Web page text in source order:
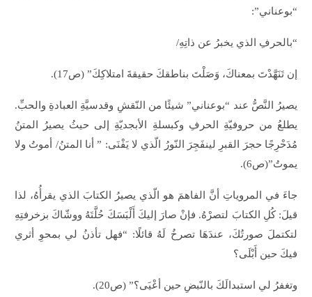
“بوعناني”:
“بالحرفِ الذي يخبرُ عن ذاتِهِ/
إن تَنَهَّدْتَ بمعناكَ، وَصَلْتَ بناطقكَ حقيقةَ امتلاكِكَ” (ص17).
يصيرُ النَّصُّ عند “بوعناني” شيئًا من النّقشِ وقدسيَّةِ العبادةِ والحبِّ.
يطلعُ من حروفيّةِ الحرفِ وكبسلةِ الأبجديّةِ إلى حيثُ يصيرُ المتنُ
مُدَحْرِجًا حجرَ القبرِ لينفَجِرَ النّورُ الّذي لا يَفْنَى: ” أنا المتنُ/ أموتُ ولا
يموتُ”(ص6).
جاءَ في المروياتِ أنَّ الفاهمَ هو الّذي يصيرُ الكتابَ الذي يقرأُهُ، لذا
قيلَ: كُلِ الكتابَ لتصرْهُ. فإنْ صارَ إليكَ أَلْبَسَكَ حُلَّتَهُ ووشّاكَ بزخرفتِهِ
لتكتملَ صورتُكَ، عندَهَا تصرخُ لَهُ قائلًا: “فهل تأذنُ لي بمحوِ أثري
فيكَ حين أَبْلَى؟
وتغفرُ لي استبدالَكَ بالنّبضِ حين أعْيَى؟” (ص20).